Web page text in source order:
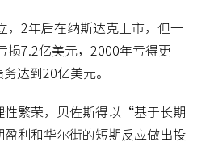
，2年后在纳斯达克上市，但一
损7.2亿美元，2000年亏得更
达到20亿美元。
性繁荣，贝佐斯得以“基于长期
利和华尔街的短期反应做出投